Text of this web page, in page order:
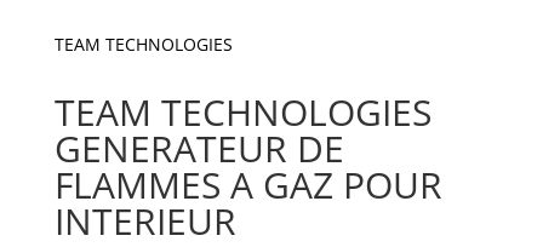
TEAM TECHNOLOGIES
TEAM TECHNOLOGIES
GENERATEUR DE
FLAMMES A GAZ POUR
INTERIEUR